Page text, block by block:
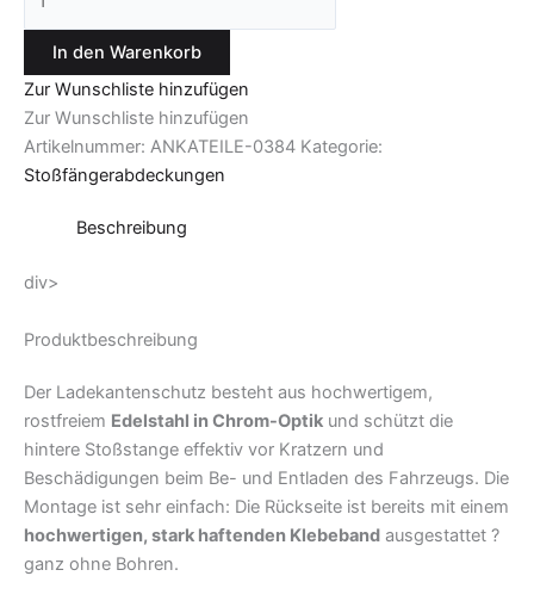
In den Warenkorb
Zur Wunschliste hinzufügen
Zur Wunschliste hinzufügen
Artikelnummer: ANKATEILE-0384 Kategorie:
Stoßfängerabdeckungen
Beschreibung
div>
Produktbeschreibung
Der Ladekantenschutz besteht aus hochwertigem,
rostfreiem Edelstahl in Chrom-Optik und schützt die
hintere Stoßstange effektiv vor Kratzern und
Beschädigungen beim Be- und Entladen des Fahrzeugs. Die
Montage ist sehr einfach: Die Rückseite ist bereits mit einem
hochwertigen, stark haftenden Klebeband ausgestattet ?
ganz ohne Bohren.